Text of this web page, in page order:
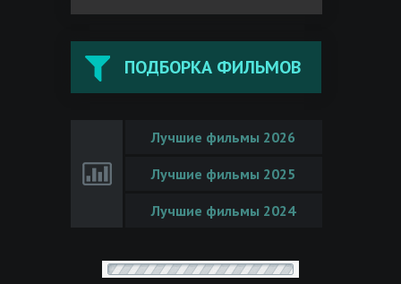
ПОДБОРКА ФИЛЬМОВ
Лучшие фильмы 2026
Лучшие фильмы 2025
Лучшие фильмы 2024